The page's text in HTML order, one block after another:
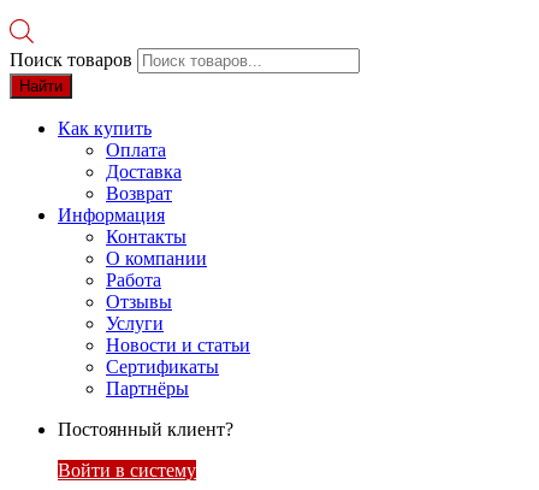
Поиск товаров
Найти
Как купить
Оплата
Доставка
Возврат
Информация
Контакты
О компании
Работа
Отзывы
Услуги
Новости и статьи
Сертификаты
Партнёры
Постоянный клиент?
Войти в систему